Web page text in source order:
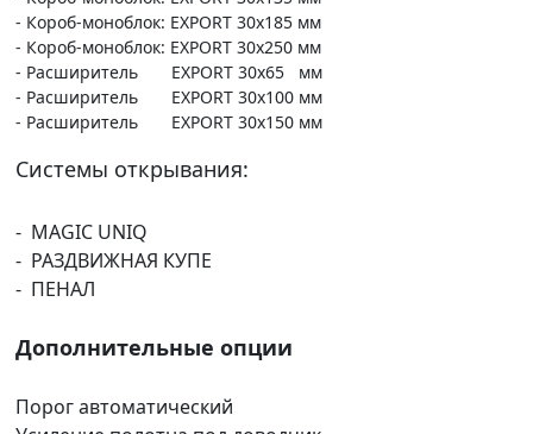
- Короб-моноблок: EXPORT 30х185 мм
- Короб-моноблок: EXPORT 30х250 мм
- Расширитель EXPORT 30х65 мм
- Расширитель EXPORT 30х100 мм
- Расширитель EXPORT 30х150 мм
Системы открывания:
- MAGIC UNIQ
- РАЗДВИЖНАЯ КУПЕ
- ПЕНАЛ
Дополнительные опции
Порог автоматический